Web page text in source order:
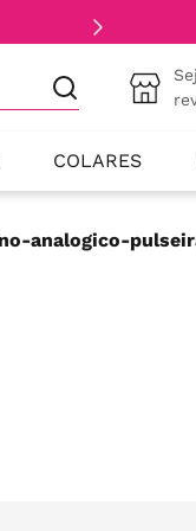
COLARES
analogico-